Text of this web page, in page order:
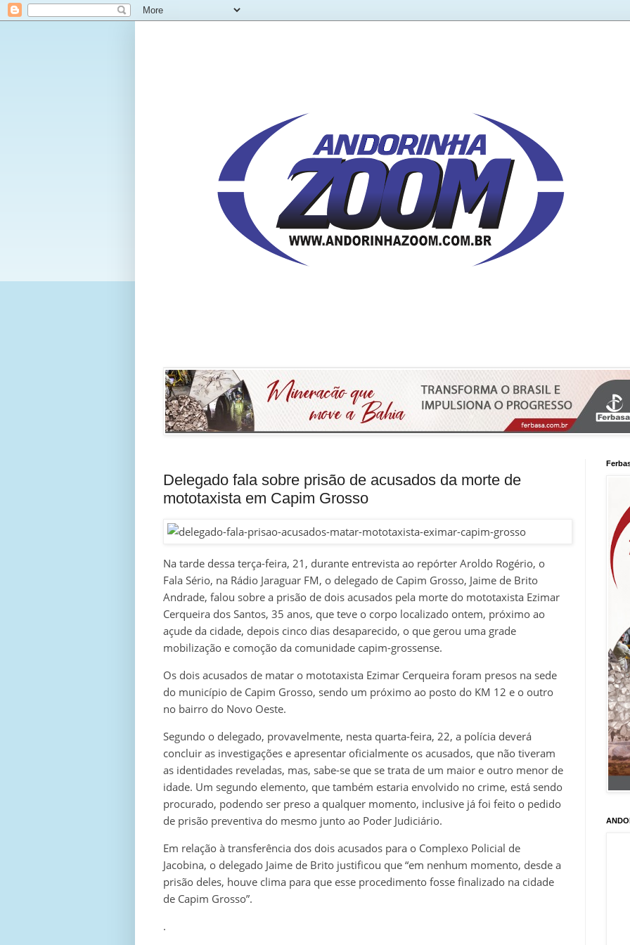
Delegado fala sobre prisão de acusados da morte de
mototaxista em Capim Grosso
Na tarde dessa terça-feira, 21, durante entrevista ao repórter Aroldo Rogério, o
Fala Sério, na Rádio Jaraguar FM, o delegado de Capim Grosso, Jaime de Brito
Andrade, falou sobre a prisão de dois acusados pela morte do mototaxista Ezimar
Cerqueira dos Santos, 35 anos, que teve o corpo localizado ontem, próximo ao
açude da cidade, depois cinco dias desaparecido, o que gerou uma grade
mobilização e comoção da comunidade capim-grossense.
Os dois acusados de matar o mototaxista Ezimar Cerqueira foram presos na sede
do município de Capim Grosso, sendo um próximo ao posto do KM 12 e o outro
no bairro do Novo Oeste.
Segundo o delegado, provavelmente, nesta quarta-feira, 22, a polícia deverá
concluir as investigações e apresentar oficialmente os acusados, que não tiveram
as identidades reveladas, mas, sabe-se que se trata de um maior e outro menor de
idade. Um segundo elemento, que também estaria envolvido no crime, está sendo
procurado, podendo ser preso a qualquer momento, inclusive já foi feito o pedido
de prisão preventiva do mesmo junto ao Poder Judiciário.
Em relação à transferência dos dois acusados para o Complexo Policial de
Jacobina, o delegado Jaime de Brito justificou que “em nenhum momento, desde a
prisão deles, houve clima para que esse procedimento fosse finalizado na cidade
de Capim Grosso”.
.